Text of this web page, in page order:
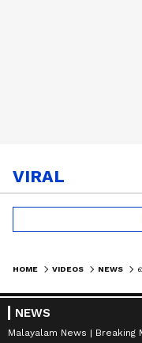
VIRAL
HOME VIDEOS NEWS
NEWS
Malayalam News
Breaking